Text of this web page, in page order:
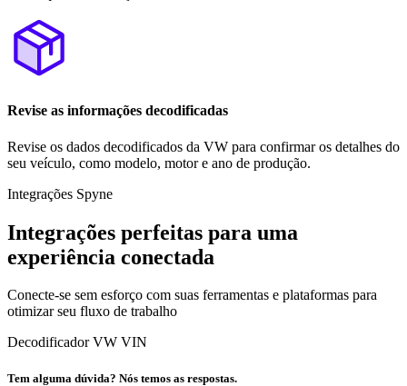
Revise as informações decodificadas
Revise os dados decodificados da VW para confirmar os detalhes do
seu veículo, como modelo, motor e ano de produção.
Integrações Spyne
Integrações perfeitas para uma
experiência conectada
Conecte-se sem esforço com suas ferramentas e plataformas para
otimizar seu fluxo de trabalho
Decodificador VW VIN
Tem alguma dúvida? Nós temos as respostas.